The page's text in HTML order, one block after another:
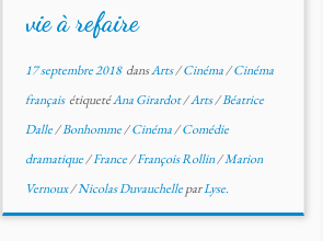
vie à refaire
17 septembre 2018dansArts/Cinéma/Cinéma
français étiquetéAna Girardot/Arts/Béatrice
Dalle/Bonhomme/Cinéma/Comédie
dramatique/France/François Rollin/Marion
Vernoux/Nicolas DuvauchelleparLyse.